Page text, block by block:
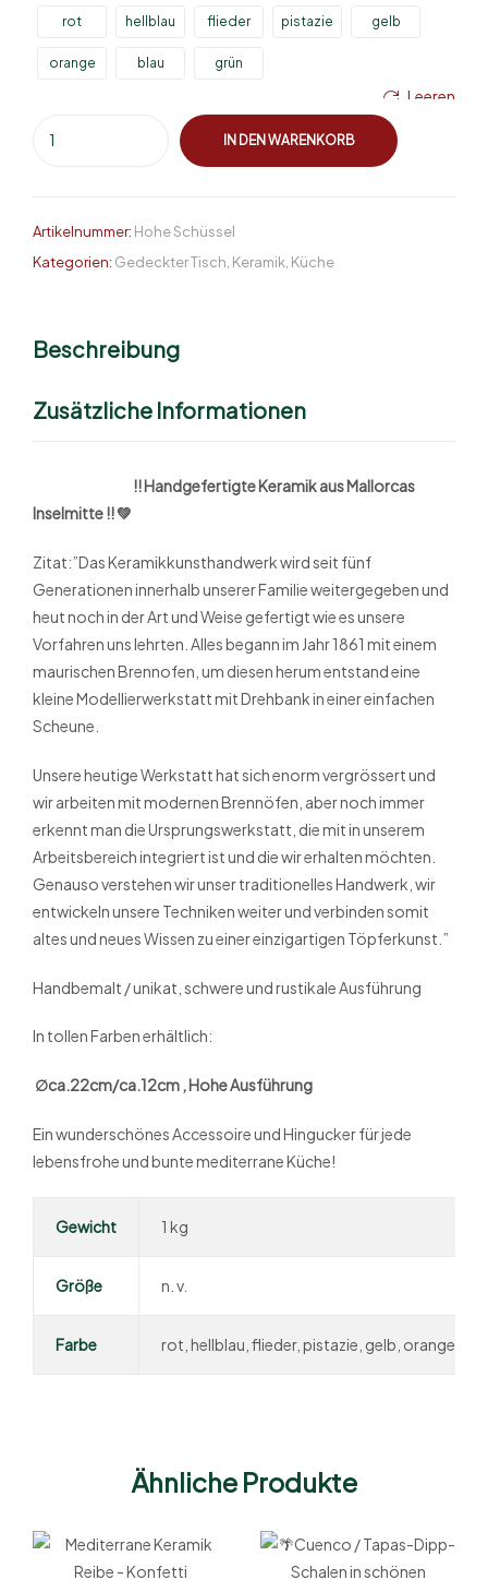
rot hellblau flieder pistazie gelb
orange blau grün
Leeren
IN DEN WARENKORB
Artikelnummer: Hohe Schüssel
Kategorien: Gedeckter Tisch Keramik Küche
Beschreibung
Zusätzliche Informationen
!! Handgefertigte Keramik aus Mallorcas
Inselmitte !! 💚
Zitat:”Das Keramikkunsthandwerk wird seit fünf
Generationen innerhalb unserer Familie weitergegeben und
heut noch in der Art und Weise gefertigt wie es unsere
Vorfahren uns lehrten. Alles begann im Jahr 1861 mit einem
maurischen Brennofen, um diesen herum entstand eine
kleine Modellierwerkstatt mit Drehbank in einer einfachen
Scheune.
Unsere heutige Werkstatt hat sich enorm vergrössert und
wir arbeiten mit modernen Brennöfen, aber noch immer
erkennt man die Ursprungswerkstatt, die mit in unserem
Arbeitsbereich integriert ist und die wir erhalten möchten.
Genauso verstehen wir unser traditionelles Handwerk, wir
entwickeln unsere Techniken weiter und verbinden somit
altes und neues Wissen zu einer einzigartigen Töpferkunst.”
Handbemalt / unikat, schwere und rustikale Ausführung
In tollen Farben erhältlich:
∅ca.22cm/ca.12cm , Hohe Ausführung
Ein wunderschönes Accessoire und Hingucker für jede
lebensfrohe und bunte mediterrane Küche!
Gewicht 1 kg
Größe n. v.
Farbe rot, hellblau, flieder, pistazie, gelb, orange,
Ähnliche Produkte